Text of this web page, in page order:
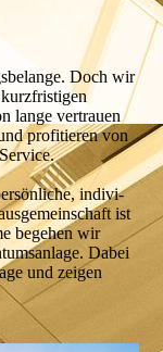
Doch wir
lange vertrauen
profi­tieren von
indivi­
ist
begehen wir
Dabei
und zeigen